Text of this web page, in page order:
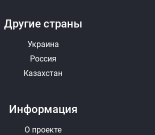
Отменить
Другие страны
Украина
Россия
Казахстан
Информация
О проекте